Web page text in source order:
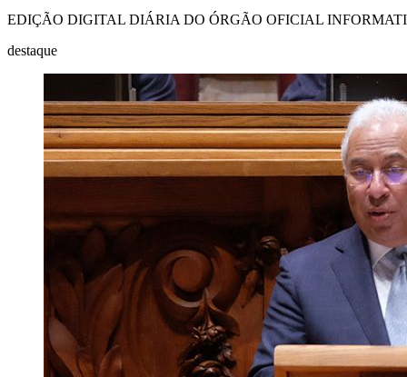
EDIÇÃO DIGITAL DIÁRIA DO ÓRGÃO OFICIAL
destaque